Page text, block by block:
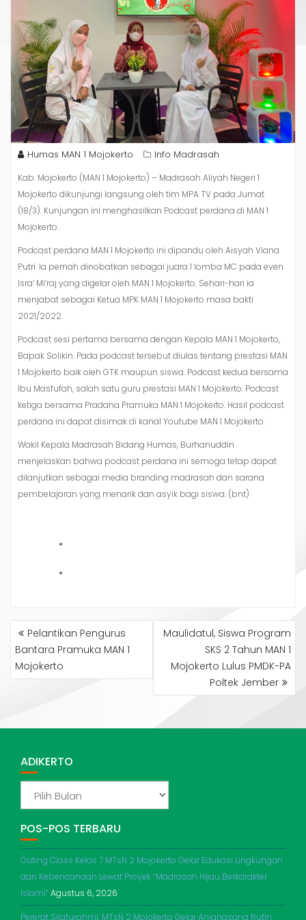
Humas MAN 1 Mojokerto Info Madrasah
Kab. Mojokerto (MAN 1 Mojokerto) – Madrasah Aliyah Negeri 1
Mojokerto dikunjungi langsung oleh tim MPA TV pada Jumat
(18/3). Kunjungan ini menghasilkan Podcast perdana di MAN 1
Mojokerto.
Podcast perdana MAN 1 Mojokerto ini dipandu oleh Aisyah Viana
Putri. Ia pernah dinobatkan sebagai juara 1 lomba MC pada even
Isra’ Mi’raj yang digelar oleh MAN 1 Mojokerto. Sehari-hari ia
menjabat sebagai Ketua MPK MAN 1 Mojokerto masa bakti
2021/2022.
Podcast sesi pertama bersama dengan Kepala MAN 1 Mojokerto,
Bapak Solikin. Pada podcast tersebut diulas tentang prestasi MAN
1 Mojokerto baik oleh GTK maupun siswa. Podcast kedua bersama
Ibu Masfufah, salah satu guru prestasi MAN 1 Mojokerto. Podcast
ketiga bersama Pradana Pramuka MAN 1 Mojokerto. Hasil podcast
perdana ini dapat disimak di kanal Youtube MAN 1 Mojokerto.
Wakil Kepala Madrasah Bidang Humas, Burhanuddin
menjelaskan bahwa podcast perdana ini semoga tetap dapat
dilanjutkan sebagai media branding madrasah dan sarana
pembelajaran yang menarik dan asyik bagi siswa. (bnt)
NAVIGASI
POSPelantikan Pengurus
Bantara Pramuka MAN 1
Mojokerto
Maulidatul, Siswa Program
SKS 2 Tahun MAN 1
Mojokerto Lulus PMDK-PA
Poltek Jember
ADIKERTO
POS-POS TERBARU
Outing Class Kelas 7 MTsN 2 Mojokerto Gelar Edukasi Lingkungan
dan Kebencanaan Lewat Proyek “Madrasah Hijau Berkarakter
Islami”Agustus 6, 2026
Pererat Silaturahmi, MTsN 2 Mojokerto Gelar Anjangsana Rutin